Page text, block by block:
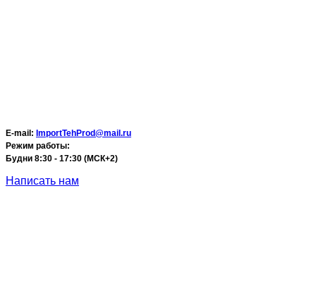
E-mail: ImportTehProd@mail.ru
Режим работы:
Будни 8:30 - 17:30 (МСК+2)
Написать нам